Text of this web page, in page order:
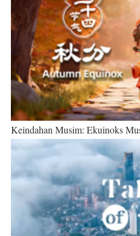
Keindahan Musim: Ekuinoks